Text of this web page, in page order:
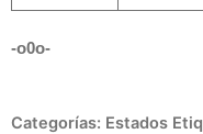
-o0o-
Categorías: Estados